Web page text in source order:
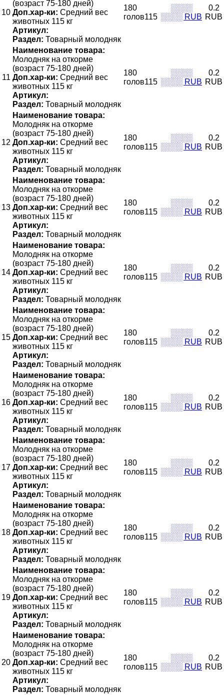
10
(возраст 75-180 дней)
Доп.хар-ки: Средний вес
животных 115 кг
Артикул:
Раздел: Товарный молодняк
180
голов115
░░░░
░░░░ RUB
0.2
RUB
11
Наименование товара:
Молодняк на откорме
(возраст 75-180 дней)
Доп.хар-ки: Средний вес
животных 115 кг
Артикул:
Раздел: Товарный молодняк
180
голов115
░░░░
░░░░ RUB
0.2
RUB
12
Наименование товара:
Молодняк на откорме
(возраст 75-180 дней)
Доп.хар-ки: Средний вес
животных 115 кг
Артикул:
Раздел: Товарный молодняк
180
голов115
░░░░
░░░░ RUB
0.2
RUB
13
Наименование товара:
Молодняк на откорме
(возраст 75-180 дней)
Доп.хар-ки: Средний вес
животных 115 кг
Артикул:
Раздел: Товарный молодняк
180
голов115
░░░░
░░░░ RUB
0.2
RUB
14
Наименование товара:
Молодняк на откорме
(возраст 75-180 дней)
Доп.хар-ки: Средний вес
животных 115 кг
Артикул:
Раздел: Товарный молодняк
180
голов115
░░░░
░░░░ RUB
0.2
RUB
15
Наименование товара:
Молодняк на откорме
(возраст 75-180 дней)
Доп.хар-ки: Средний вес
животных 115 кг
Артикул:
Раздел: Товарный молодняк
180
голов115
░░░░
░░░░ RUB
0.2
RUB
16
Наименование товара:
Молодняк на откорме
(возраст 75-180 дней)
Доп.хар-ки: Средний вес
животных 115 кг
Артикул:
Раздел: Товарный молодняк
180
голов115
░░░░
░░░░ RUB
0.2
RUB
17
Наименование товара:
Молодняк на откорме
(возраст 75-180 дней)
Доп.хар-ки: Средний вес
животных 115 кг
Артикул:
Раздел: Товарный молодняк
180
голов115
░░░░
░░░░ RUB
0.2
RUB
18
Наименование товара:
Молодняк на откорме
(возраст 75-180 дней)
Доп.хар-ки: Средний вес
животных 115 кг
Артикул:
Раздел: Товарный молодняк
180
голов115
░░░░
░░░░ RUB
0.2
RUB
19
Наименование товара:
Молодняк на откорме
(возраст 75-180 дней)
Доп.хар-ки: Средний вес
животных 115 кг
Артикул:
Раздел: Товарный молодняк
180
голов115
░░░░
░░░░ RUB
0.2
RUB
20
Наименование товара:
Молодняк на откорме
(возраст 75-180 дней)
Доп.хар-ки: Средний вес
животных 115 кг
Артикул:
Раздел: Товарный молодняк
180
голов115
░░░░
░░░░ RUB
0.2
RUB